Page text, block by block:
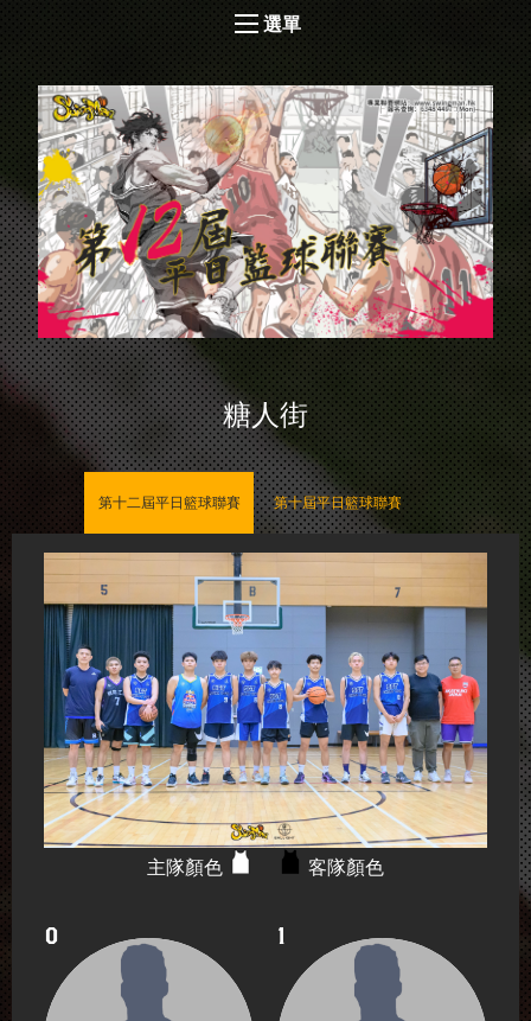
選單
糖人街
第十二屆平日籃球聯賽 第十屆平日籃球聯賽
主隊顏色 客隊顏色
0 1